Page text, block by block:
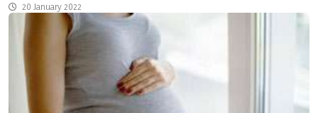
20 January 2022